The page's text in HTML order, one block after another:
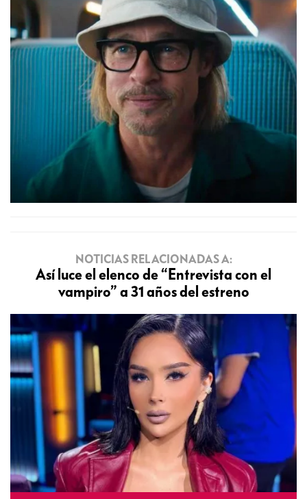
NOTICIAS RELACIONADAS A:
Así luce el elenco de “Entrevista con el
vampiro” a 31 años del estreno